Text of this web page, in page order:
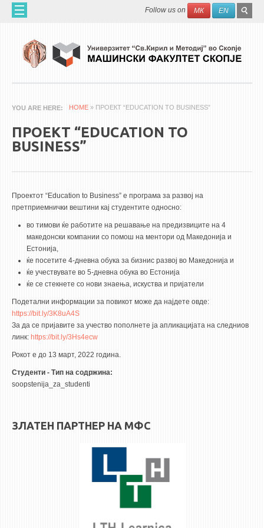
Skip to main content Search
Follow us on МК EN
ЗА НАС
60 ГОДИНИ МФ
НАУЧНА ДЕЈНОСТ
МЕЃУНАРОДНА СОРАБОТКА
ERASMUS+
QIM-SEE
3DFindIT
WATERBRIDGING
CIRASIM
ENERGET
AIR QUALITY MODELLING
АКТИ
АНКЕТИ И САМОЕВАЛУАЦИИ
YOU ARE HERE HOME » ПРОЕКТ “EDUCATION TO BUSINESS”
ПРОЕКТ “EDUCATION TO
BUSINESS”
Проектот “Education to Business” е програма за развој на
претприемнички вештини кај студентите односно:
во тимови ќе работите на решавање на предизвиците на 4
македонски компании со помош на ментори од Македонија и
Естонија,
ќе посетите 4-дневна обука за бизнис развој во Македонија и
ќе учествувате во 5-дневна обука во Естонија
ќе се стекнете со нови знаења, искуства и пријатели
Подетални информации за повикот може да најдете овде:
https://bit.ly/3K8uA4S
За да се пријавите за учество пополнете ја апликацијата на следниов
линк: https://bit.ly/3Hs4ecw
Рокот е до 13 март, 2022 година.
Студенти - Тип на содржина:
soopstenija_za_studenti
ЗЛАТЕН ПАРТНЕР НА МФС